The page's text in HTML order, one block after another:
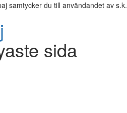
samtycker du till användandet av s.k.
sida